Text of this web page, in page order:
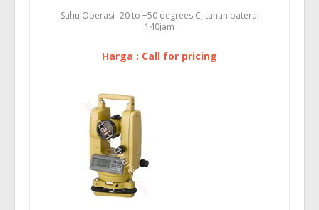
Suhu Operasi -20 to +50 degrees C, tahan baterai
140jam
Harga : Call for pricing